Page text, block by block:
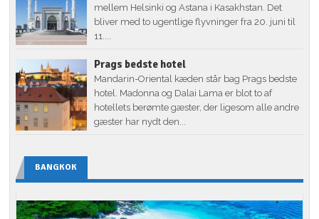
mellem Helsinki og Astana i Kasakhstan. Det
bliver med to ugentlige flyvninger fra 20. juni til
11....
Prags bedste hotel
Mandarin-Oriental kæden står bag Prags bedste
hotel. Madonna og Dalai Lama er blot to af
hotellets berømte gæster, der ligesom alle andre
gæster har nydt den...
BANGKOK